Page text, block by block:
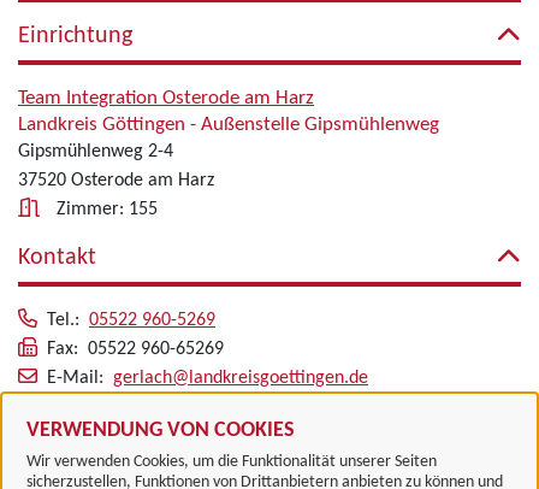
VERWENDUNG VON COOKIES
Wir verwenden Cookies, um die Funktionalität unserer Seiten
sicherzustellen, Funktionen von Drittanbietern anbieten zu können und
Einrichtung
Team Integration Osterode am Harz
Landkreis Göttingen - Außenstelle Gipsmühlenweg
Gipsmühlenweg 2-4
37520 Osterode am Harz
Zimmer: 155
Kontakt
Tel.: 05522 960-5269
Fax: 05522 960-65269
E-Mail: gerlach@landkreisgoettingen.de
Alle zugeordneten Einrichtungen